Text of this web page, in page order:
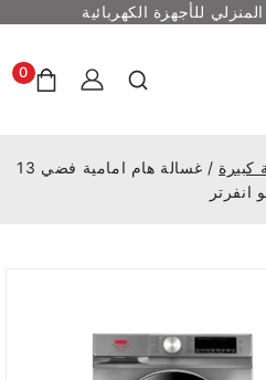
للأجهزة الكهربائية
0
كبيرة /
غسالة هام امامية فضي 13
انفرتر